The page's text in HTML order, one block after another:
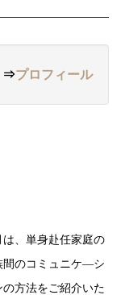
⇒プロフィール
は、単身赴任家庭の
間のコミュニケ―シ
の方法をご紹介いた